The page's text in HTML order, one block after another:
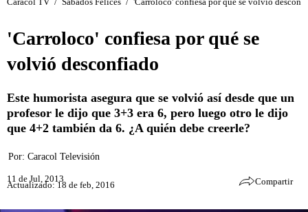
'Carroloco' confiesa por qué se
volvió desconfiado
Este humorista asegura que se volvió así desde que un
profesor le dijo que 3+3 era 6, pero luego otro le dijo
que 4+2 también da 6. ¿A quién debe creerle?
Por: Caracol Televisión
11 de Jul, 2013
Actualizado: 18 de feb, 2016 Compartir